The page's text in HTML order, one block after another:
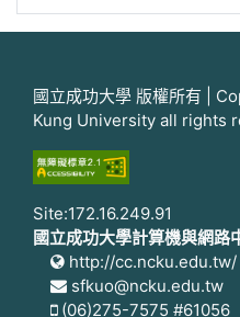
國立成功大學 版權所有 |
Kung University all rights
Site:172.16.249.91
國立成功大學計算機與網路
http://cc.ncku.edu.tw/
sfkuo@ncku.edu.tw
(06)275-7575 #61056